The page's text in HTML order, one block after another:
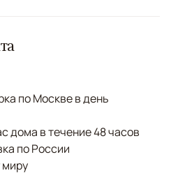
по Москве в день
дома в течение 48 часов
по России
миру